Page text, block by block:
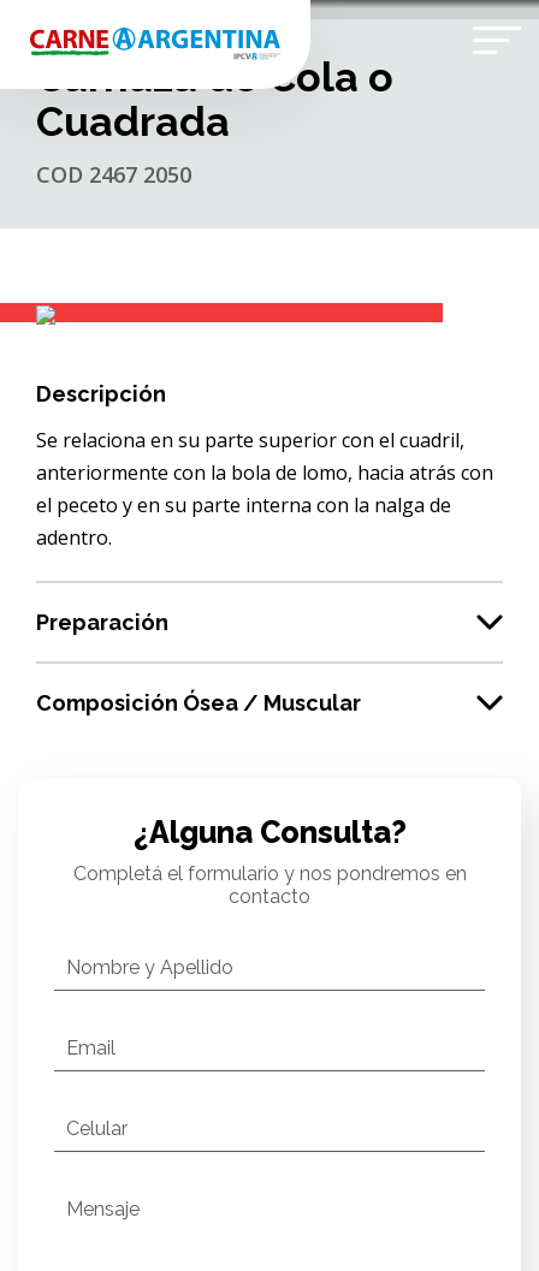
Carnaza de Cola o
Cuadrada
COD 2467 2050
Descripción
Se relaciona en su parte superior con el cuadril,
anteriormente con la bola de lomo, hacia atrás con
el peceto y en su parte interna con la nalga de
adentro.
Preparación
Composición Ósea / Muscular
¿Alguna Consulta?
Completá el formulario y nos pondremos en
contacto
Nombre y Apellido
Email
Celular
Mensaje